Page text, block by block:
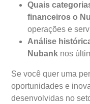
Quais
financeiros o
operações e
Análise
Nubank nos
Se você quer uma
oportunidades e
desenvolvidas no